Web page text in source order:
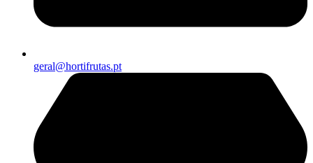
geral@hortifrutas.pt